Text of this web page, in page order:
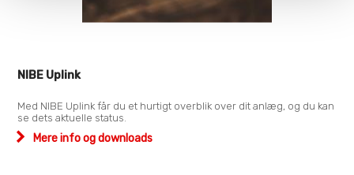
NIBE Uplink
Med NIBE Uplink får du et hurtigt overblik over dit anlæg, og du kan
se dets aktuelle status.
Mere info og downloads